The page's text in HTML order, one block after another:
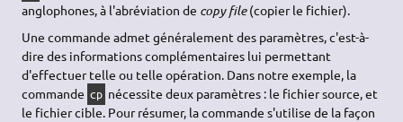
anglophones, à l'abréviation de copy file(copier le fichier).
Une commande admet généralement des paramètres, c'est-à-
dire des informations complémentaires lui permettant
d'effectuer telle ou telle opération. Dans notre exemple, la
commande cp nécessite deux paramètres : le fichier source, et
le fichier cible. Pour résumer, la commande s'utilise de la façon